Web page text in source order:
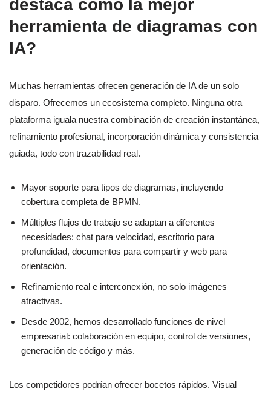
destaca como la mejor
herramienta de diagramas con
IA?
Muchas herramientas ofrecen generación de IA de un solo
disparo. Ofrecemos un ecosistema completo. Ninguna otra
plataforma iguala nuestra combinación de creación instantánea,
refinamiento profesional, incorporación dinámica y consistencia
guiada, todo con trazabilidad real.
Mayor soporte para tipos de diagramas, incluyendo
cobertura completa de BPMN.
Múltiples flujos de trabajo se adaptan a diferentes
necesidades: chat para velocidad, escritorio para
profundidad, documentos para compartir y web para
orientación.
Refinamiento real e interconexión, no solo imágenes
atractivas.
Desde 2002, hemos desarrollado funciones de nivel
empresarial: colaboración en equipo, control de versiones,
generación de código y más.
Los competidores podrían ofrecer bocetos rápidos. Visual